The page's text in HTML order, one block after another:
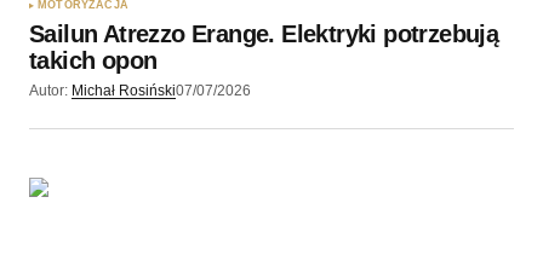
MOTORYZACJA
Sailun Atrezzo Erange. Elektryki potrzebują
takich opon
Autor: Michał Rosiński07/07/2026